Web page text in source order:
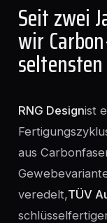
Seit zwei
wir
RNG Designist
aus
veredelt,TÜV